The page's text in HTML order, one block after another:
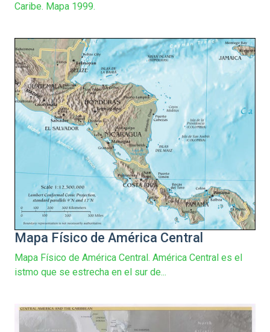
Caribe. Mapa 1999.
Mapa Físico de América Central
Mapa Físico de América Central. América Central es el
istmo que se estrecha en el sur de...